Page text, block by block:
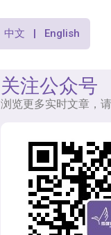
中文 | English
关注公众号
浏览更多实时文章，